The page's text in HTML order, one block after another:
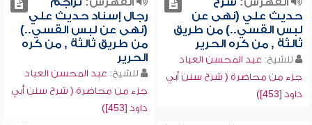
حديث علي (نهى عن
لبس القسي..) من طريق
ثالثة , من كره الحرير
للشيخ: عبد المحسن العباد
جزء من محاضرة ( شرح سنن أبي
داود [453])
رجال إسناد حديث علي
(نهى عن لبس القسي..)
من طريق ثالثة , من كره
الحرير
للشيخ: عبد المحسن العباد
جزء من محاضرة ( شرح سنن أبي
داود [453])